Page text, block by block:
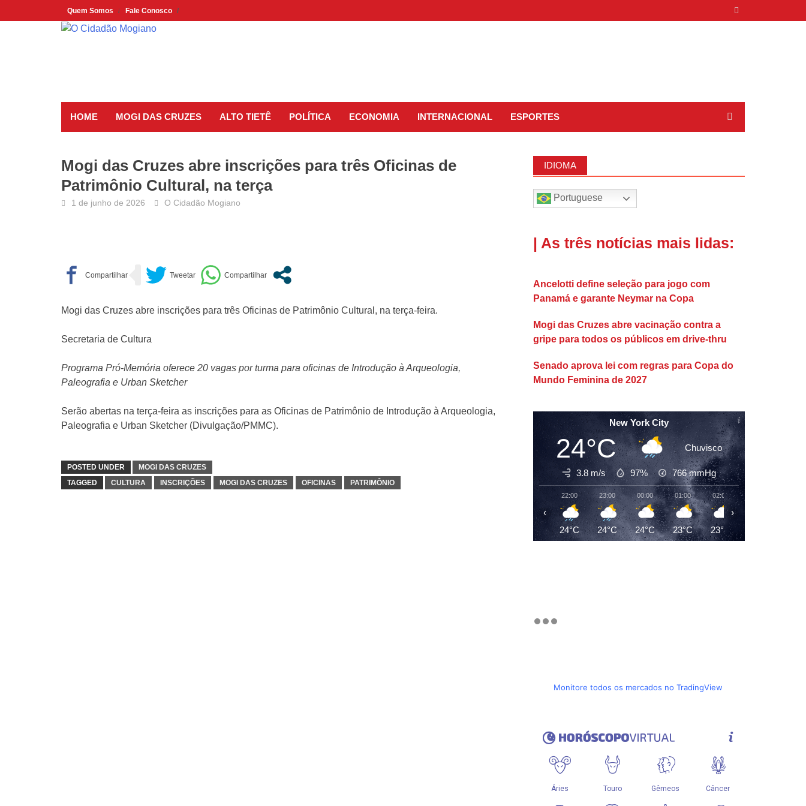
to
Quem Somos Fale Conosco
HOME MOGI DAS CRUZES ALTO TIETÊ POLÍTICA ECONOMIA INTERNACIONAL ESPORTES
Mogi das Cruzes abre inscrições para três Oficinas de
Patrimônio Cultural, na terça
1 de junho de 2026 O Cidadão Mogiano
Mogi das Cruzes abre inscrições para três Oficinas de Patrimônio Cultural, na terça-feira.
Secretaria de Cultura
Programa Pró-Memória oferece 20 vagas por turma para oficinas de Introdução à Arqueologia,
Paleografia e Urban Sketcher
Serão abertas na terça-feira as inscrições para as Oficinas de Patrimônio de Introdução à Arqueologia,
Paleografia e Urban Sketcher (Divulgação/PMMC).
POSTED UNDER
MOGI DAS CRUZES
TAGGED
CULTURA INSCRIÇÕES MOGI DAS CRUZES OFICINAS PATRIMÔNIO
IDIOMA
Portuguese
| As três notícias mais lidas:
Ancelotti define seleção para jogo com
Panamá e garante Neymar na Copa
Mogi das Cruzes abre vacinação contra a
gripe para todos os públicos em drive-thru
Senado aprova lei com regras para Copa do
Mundo Feminina de 2027
New York City
24°C Chuvisco
3.8 m/s 97% 766mmHg
22:00
24°C
23:00
24°C
00:00
24°C
01:00
23°C
02:00
23°C
‹ ›
Monitore todos os mercados no TradingView